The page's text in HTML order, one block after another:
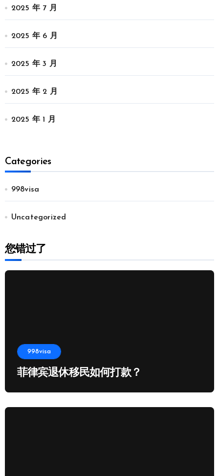
2025 年 7 月
2025 年 6 月
2025 年 3 月
2025 年 2 月
2025 年 1 月
Categories
998visa
Uncategorized
您错过了
998visa
菲律宾退休移民如何打款？